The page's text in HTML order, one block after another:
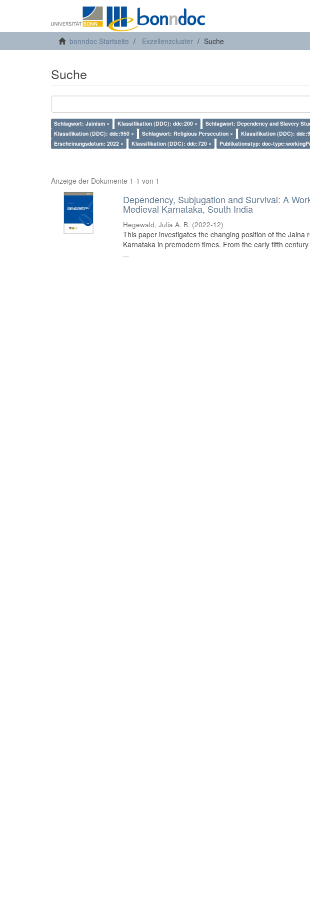
bonndoc Startseite Exzellenzcluster Suche
Suche
Schlagwort: Jainism × Klassifikation (DDC): ddc:200 × Schlagwort: Dependency and Slavery
Klassifikation (DDC): ddc:950 ×
Schlagwort: Religious Persecution × Klassifikation (DDC):
Erscheinungsdatum: 2022 ×
Klassifikation (DDC): ddc:720 × Publikationstyp: doc-
Anzeige der Dokumente 1-1 von 1
Dependency, Subjugation and Survival: A
Medieval Karnataka, South India
Hegewald, Julia A. B. (2022-12)
This paper investigates the changing position of the
Karnataka in premodern times. From the early fifth
...